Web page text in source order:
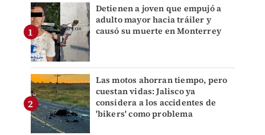
Detienen a joven que empujó a
adulto mayor hacia tráiler y
causó su muerte en Monterrey
Las motos ahorran tiempo, pero
cuestan vidas: Jalisco ya
considera a los accidentes de
'bikers' como problema